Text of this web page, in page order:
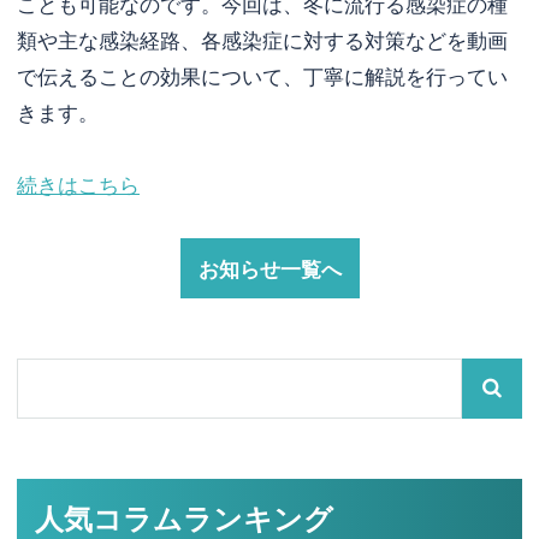
類や主な感染経路、各感染症に対する対策などを動画
で伝えることの効果について、丁寧に解説を行ってい
きます。
続きはこちら
お知らせ一覧へ
人気コラムランキング